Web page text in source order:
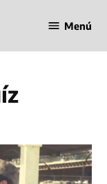
Menú